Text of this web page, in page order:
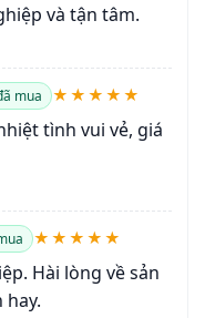
và tận tâm.
mua ★★★★★
tình vui vẻ, giá
★★★★★
Hài lòng về sản